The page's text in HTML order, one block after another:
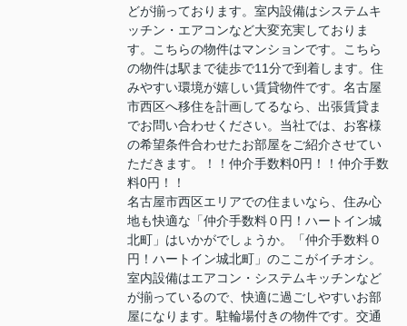
どが揃っております。室内設備はシステムキ
ッチン・エアコンなど大変充実しておりま
す。こちらの物件はマンションです。こちら
の物件は駅まで徒歩で11分で到着します。住
みやすい環境が嬉しい賃貸物件です。名古屋
市西区へ移住を計画してるなら、出張賃貸ま
でお問い合わせください。当社では、お客様
の希望条件合わせたお部屋をご紹介させてい
ただきます。！！仲介手数料0円！！仲介手数
料0円！！
名古屋市西区エリアでの住まいなら、住み心
地も快適な「仲介手数料０円！ハートイン城
北町」はいかがでしょうか。「仲介手数料０
円！ハートイン城北町」のここがイチオシ。
室内設備はエアコン・システムキッチンなど
が揃っているので、快適に過ごしやすいお部
屋になります。駐輪場付きの物件です。交通